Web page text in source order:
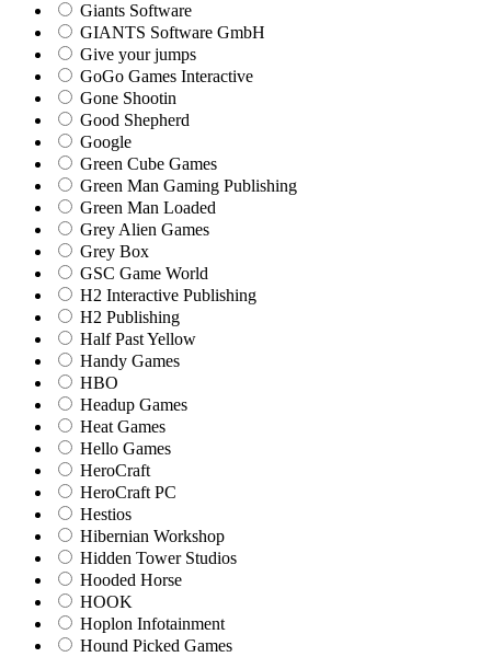
Giants Software
GIANTS Software GmbH
Give your jumps
GoGo Games Interactive
Gone Shootin
Good Shepherd
Google
Green Cube Games
Green Man Gaming Publishing
Green Man Loaded
Grey Alien Games
Grey Box
GSC Game World
H2 Interactive Publishing
H2 Publishing
Half Past Yellow
Handy Games
HBO
Headup Games
Heat Games
Hello Games
HeroCraft
HeroCraft PC
Hestios
Hibernian Workshop
Hidden Tower Studios
Hooded Horse
HOOK
Hoplon Infotainment
Hound Picked Games